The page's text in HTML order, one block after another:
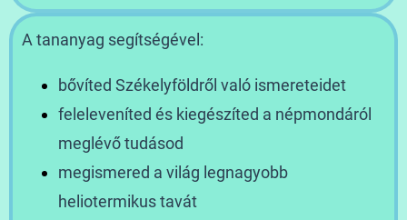
A tananyag segítségével:
bővíted Székelyföldről való ismereteidet
feleleveníted és kiegészíted a népmondáról
meglévő tudásod
megismered a világ legnagyobb
heliotermikus tavát